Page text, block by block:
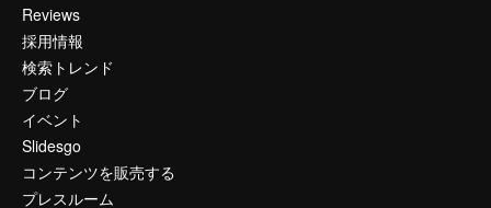
Reviews
採用情報
検索トレンド
ブログ
イベント
Slidesgo
コンテンツを販売する
プレスルーム